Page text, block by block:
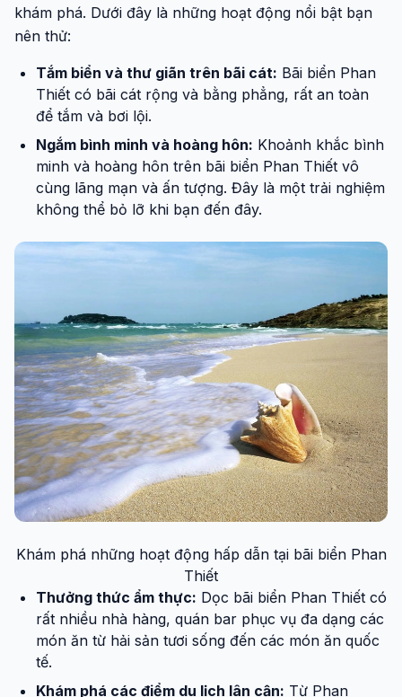
khám phá. Dưới đây là những hoạt động nổi bật bạn
nên thử:
Tắm biển và thư giãn trên bãi cát: Bãi biển Phan
Thiết có bãi cát rộng và bằng phẳng, rất an toàn
để tắm và bơi lội.
Ngắm bình minh và hoàng hôn: Khoảnh khắc bình
minh và hoàng hôn trên bãi biển Phan Thiết vô
cùng lãng mạn và ấn tượng. Đây là một trải nghiệm
không thể bỏ lỡ khi bạn đến đây.
Khám phá những hoạt động hấp dẫn tại bãi biển Phan
Thiết
Thưởng thức ẩm thực: Dọc bãi biển Phan Thiết có
rất nhiều nhà hàng, quán bar phục vụ đa dạng các
món ăn từ hải sản tươi sống đến các món ăn quốc
tế.
Khám phá các điểm du lịch lân cận: Từ Phan